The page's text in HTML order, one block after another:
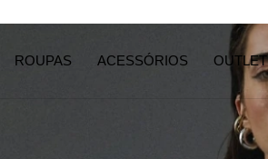
ROUPAS ACESSÓRIOS OUTLET